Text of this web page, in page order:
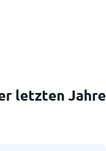
letzten Jahre